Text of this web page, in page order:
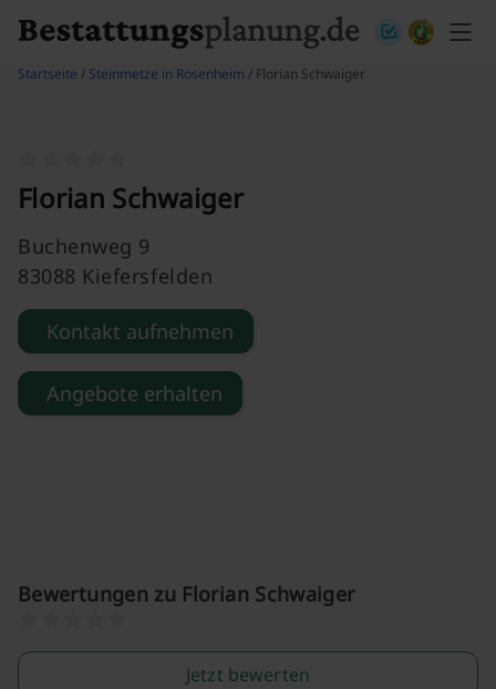
Startseite / Steinmetze in Rosenheim / Florian Schwaiger
Florian Schwaiger
Buchenweg 9
83088 Kiefersfelden
Kontakt aufnehmen
Angebote erhalten
Bewertungen zu Florian Schwaiger
Jetzt bewerten